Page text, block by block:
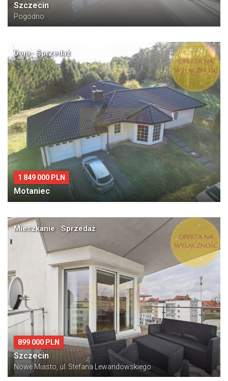
Szczecin
Pogodno
Dom · Sprzedaż
1 849 000 PLN
Motaniec
Mieszkanie · Sprzedaż
899 000 PLN
Szczecin
Nowe Miasto, ul. Stefana Lewandowskiego